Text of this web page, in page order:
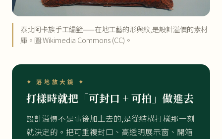
泰北阿卡族手工編籃——在地工藝的形與紋,是設計溢價的素材
庫。圖:Wikimedia Commons (CC)。
✦ 落地放大鏡 ✦
打樣時就把「可封口 + 可拍」做進去
設計溢價不是事後加上去的,是從結構打樣那一刻
就決定的。把可重複封口、高透明展示窗、開箱